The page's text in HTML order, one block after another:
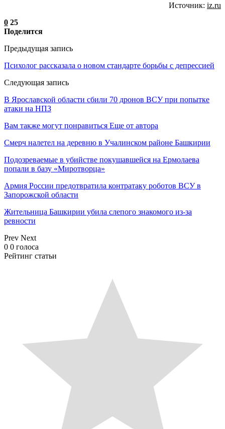
Источник: iz.ru
0 25
Поделится
Предыдущая запись
Психолог рассказала о новом стандарте борьбы с депрессией
Следующая запись
В Ярославской области сбили 70 дронов ВСУ при попытке
атаки на НПЗ
Вам также могут понравиться Еще от автора
Смерч налетел на деревню в Учалинском районе Башкирии
Подозреваемые в убийстве покушавшейся на Ермолаева
попали в базу «Миротворца»
Армия России предотвратила контратаку роботов ВСУ в
Запорожской области
Жительница Башкирии убила слепого знакомого из-за
ревности
Prev Next
0 0 голоса
Рейтинг статьи